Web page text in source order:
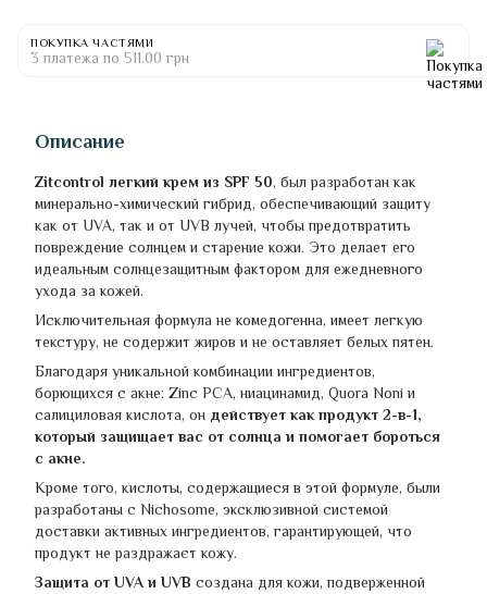
ПОКУПКА ЧАСТЯМИ
3 платежа по 511.00 грн
Описание
Zitcontrol легкий крем из SPF 50, был разработан как
минерально-химический гибрид, обеспечивающий защиту
как от UVA, так и от UVB лучей, чтобы предотвратить
повреждение солнцем и старение кожи. Это делает его
идеальным солнцезащитным фактором для ежедневного
ухода за кожей.
Исключительная формула не комедогенна, имеет легкую
текстуру, не содержит жиров и не оставляет белых пятен.
Благодаря уникальной комбинации ингредиентов,
борющихся с акне: Zinc PCA, ниацинамид, Quora Noni и
салициловая кислота, он действует как продукт 2-в-1,
который защищает вас от солнца и помогает бороться
с акне.
Кроме того, кислоты, содержащиеся в этой формуле, были
разработаны с Nichosome, эксклюзивной системой
доставки активных ингредиентов, гарантирующей, что
продукт не раздражаєт кожу.
Защита от UVA и UVB создана для кожи, подверженной